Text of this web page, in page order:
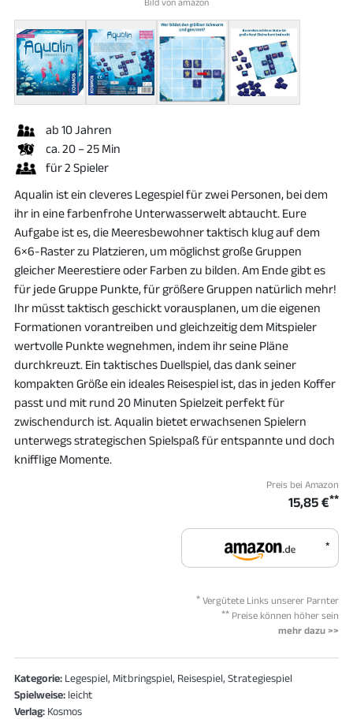
ab 10 Jahren
ca. 20 – 25 Min
für 2 Spieler
Aqualin ist ein cleveres Legespiel für zwei Personen, bei dem
ihr in eine farbenfrohe Unterwasserwelt abtaucht. Eure
Aufgabe ist es, die Meeresbewohner taktisch klug auf dem
6×6-Raster zu Platzieren, um möglichst große Gruppen
gleicher Meerestiere oder Farben zu bilden. Am Ende gibt es
für jede Gruppe Punkte, für größere Gruppen natürlich mehr!
Ihr müsst taktisch geschickt vorausplanen, um die eigenen
Formationen vorantreiben und gleichzeitig dem Mitspieler
wertvolle Punkte wegnehmen, indem ihr seine Pläne
durchkreuzt. Ein taktisches Duellspiel, das dank seiner
kompakten Größe ein ideales Reisespiel ist, das in jeden Koffer
passt und mit rund 20 Minuten Spielzeit perfekt für
zwischendurch ist. Aqualin bietet erwachsenen Spielern
unterwegs strategischen Spielspaß für entspannte und doch
knifflige Momente.
Preis bei Amazon
15,85 €**
*
* Vergütete Links unserer Parnter
** Preise können höher sein
mehr dazu >>
Kategorie: Legespiel, Mitbringspiel, Reisespiel, Strategiespiel
Spielweise: leicht
Verlag: Kosmos